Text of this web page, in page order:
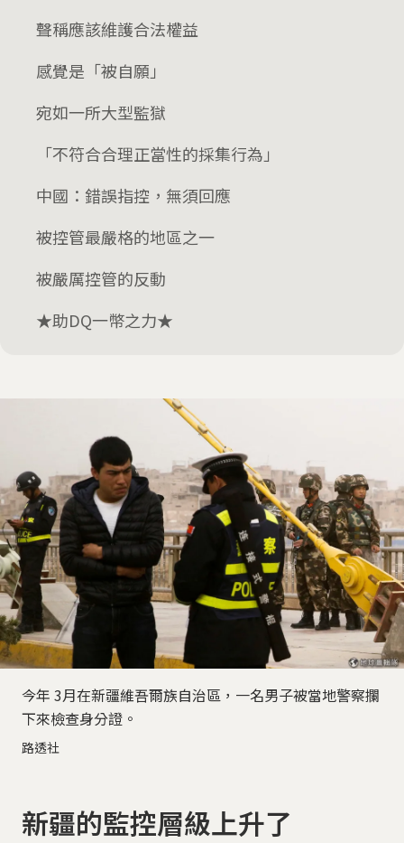
聲稱應該維護合法權益
感覺是「被自願」
宛如一所大型監獄
「不符合合理正當性的採集行為」
中國：錯誤指控，無須回應
被控管最嚴格的地區之一
被嚴厲控管的反動
★助DQ一幣之力★
今年 3月在新疆維吾爾族自治區，一名男子被當地警察攔
下來檢查身分證。
路透社
新疆的監控層級上升了